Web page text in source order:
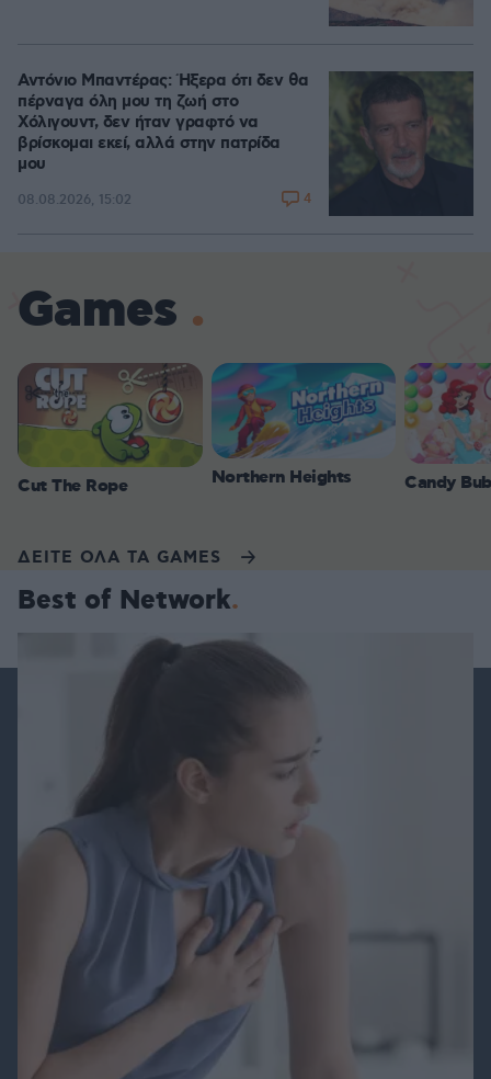
Αντόνιο Μπαντέρας: Ήξερα ότι δεν θα
πέρναγα όλη μου τη ζωή στο
Χόλιγουντ, δεν ήταν γραφτό να
βρίσκομαι εκεί, αλλά στην πατρίδα
μου
08.08.2026, 15:02 4
Games
Cut The Rope Northern Heights Candy
ΔΕΙΤΕ ΟΛΑ ΤΑ GAMES
Best of Network